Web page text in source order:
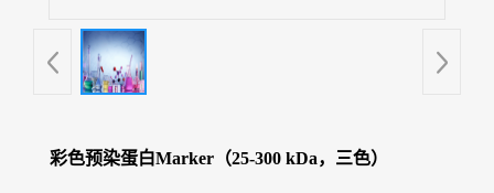
彩色预染蛋白Marker（25-300 kDa，三色）